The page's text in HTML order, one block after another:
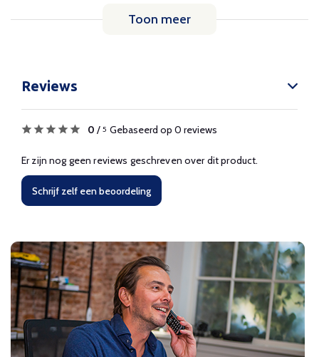
Toon meer
Reviews
0 / 5 Gebaseerd op 0 reviews
Er zijn nog geen reviews geschreven over dit product.
Schrijf zelf een beoordeling